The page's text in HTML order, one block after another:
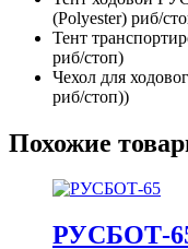
(Polyester) риб/
Тент
риб/стоп)
Чехол для
риб/стоп))
Похожие
РУСБОТ-